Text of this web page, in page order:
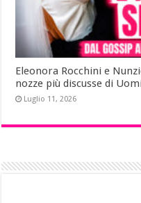
Eleonora Rocchini e
nozze più discusse di
Luglio 11, 2026